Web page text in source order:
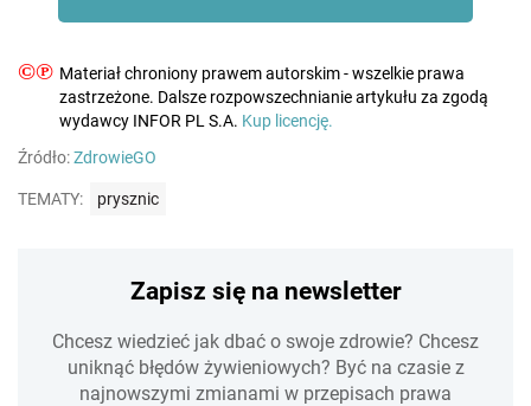
©℗ Materiał chroniony prawem autorskim - wszelkie prawa
zastrzeżone. Dalsze rozpowszechnianie artykułu za zgodą
wydawcy INFOR PL S.A. Kup licencję.
Źródło:ZdrowieGO
TEMATY: prysznic
Zapisz się na newsletter
Chcesz wiedzieć jak dbać o swoje zdrowie? Chcesz
uniknąć błędów żywieniowych? Być na czasie z
najnowszymi zmianami w przepisach prawa